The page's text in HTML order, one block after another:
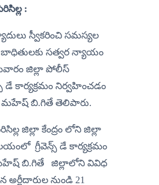
:
స్వీకరించి సమస్యల
బాధితులకు సత్వర న్యాయం
జిల్లా పోలీస్
కార్యక్రమం నిర్వహించడం
మహేష్ బి.గితే తెలిపారు.
జిల్లా కేంద్రం లోని జిల్లా
గ్రీవెన్స్ డే కార్యక్రమం
బి.గితే   జిల్లాలోని వివిధ
అర్జీదారుల నుండి 21